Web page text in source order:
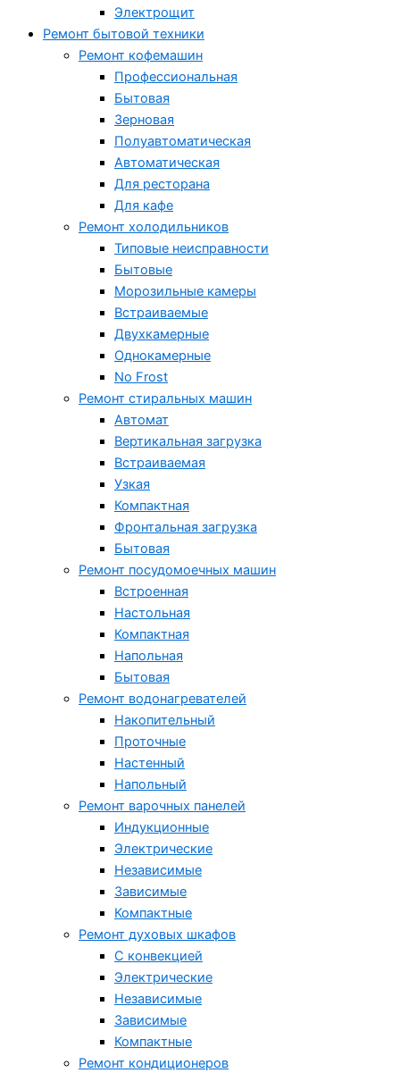
Электрощит
Ремонт бытовой техники
Ремонт кофемашин
Профессиональная
Бытовая
Зерновая
Полуавтоматическая
Автоматическая
Для ресторана
Для кафе
Ремонт холодильников
Типовые неисправности
Бытовые
Морозильные камеры
Встраиваемые
Двухкамерные
Однокамерные
No Frost
Ремонт стиральных машин
Автомат
Вертикальная загрузка
Встраиваемая
Узкая
Компактная
Фронтальная загрузка
Бытовая
Ремонт посудомоечных машин
Встроенная
Настольная
Компактная
Напольная
Бытовая
Ремонт водонагревателей
Накопительный
Проточные
Настенный
Напольный
Ремонт варочных панелей
Индукционные
Электрические
Независимые
Зависимые
Компактные
Ремонт духовых шкафов
С конвекцией
Электрические
Независимые
Зависимые
Компактные
Ремонт кондиционеров